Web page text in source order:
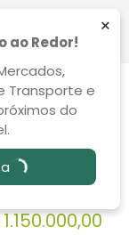
165m²
/PR
R$ 150.000,00
×
ao Redor!
Transporte e
do